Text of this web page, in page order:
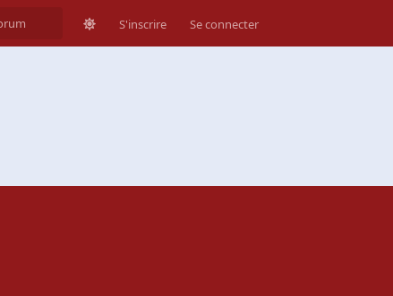
S'inscrire Se connecter